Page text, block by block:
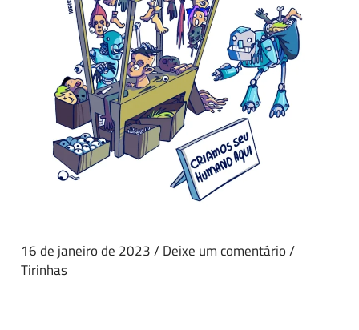
16 de janeiro de 2023/Deixe um comentário/
Tirinhas